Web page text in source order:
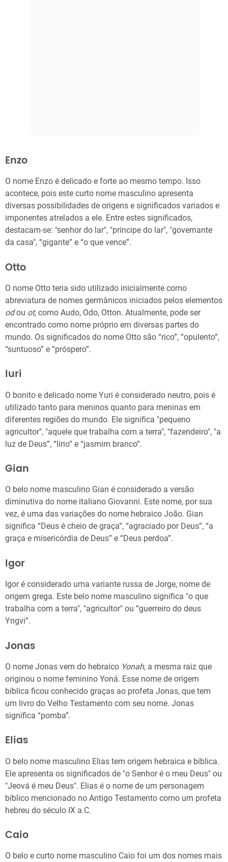
Enzo
O nome Enzo é delicado e forte ao mesmo tempo. Isso
acontece, pois este curto nome masculino apresenta
diversas possibilidades de origens e significados variados e
imponentes atrelados a ele. Entre estes significados,
destacam-se: "senhor do lar", "príncipe do lar", "governante
da casa", “gigante” e “o que vence”.
Otto
O nome Otto teria sido utilizado inicialmente como
abreviatura de nomes germânicos iniciados pelos elementos
odou ot, como Audo, Odo, Otton. Atualmente, pode ser
encontrado como nome próprio em diversas partes do
mundo. Os significados do nome Otto são “rico”, “opulento”,
“suntuoso” e “próspero”.
Iuri
O bonito e delicado nome Yuri é considerado neutro, pois é
utilizado tanto para meninos quanto para meninas em
diferentes regiões do mundo. Ele significa "pequeno
agricultor", "aquele que trabalha com a terra", "fazendeiro", "a
luz de Deus”, “lírio” e “jasmim branco”.
Gian
O belo nome masculino Gian é considerado a versão
diminutiva do nome italiano Giovanni. Este nome, por sua
vez, é uma das variações do nome hebraico João. Gian
significa “Deus é cheio de graça”, “agraciado por Deus”, “a
graça e misericórdia de Deus” e “Deus perdoa”.
Igor
Igor é considerado uma variante russa de Jorge, nome de
origem grega. Este belo nome masculino significa "o que
trabalha com a terra", "agricultor" ou “guerreiro do deus
Yngvi”.
Jonas
O nome Jonas vem do hebraico Yonah, a mesma raiz que
originou o nome feminino Yoná. Esse nome de origem
bíblica ficou conhecido graças ao profeta Jonas, que tem
um livro do Velho Testamento com seu nome. Jonas
significa “pomba”.
Elias
O belo nome masculino Elias tem origem hebraica e bíblica.
Ele apresenta os significados de "o Senhor é o meu Deus" ou
"Jeová é meu Deus". Elias é o nome de um personagem
bíblico mencionado no Antigo Testamento como um profeta
hebreu do século IX a.C.
Caio
O belo e curto nome masculino Caio foi um dos nomes mais